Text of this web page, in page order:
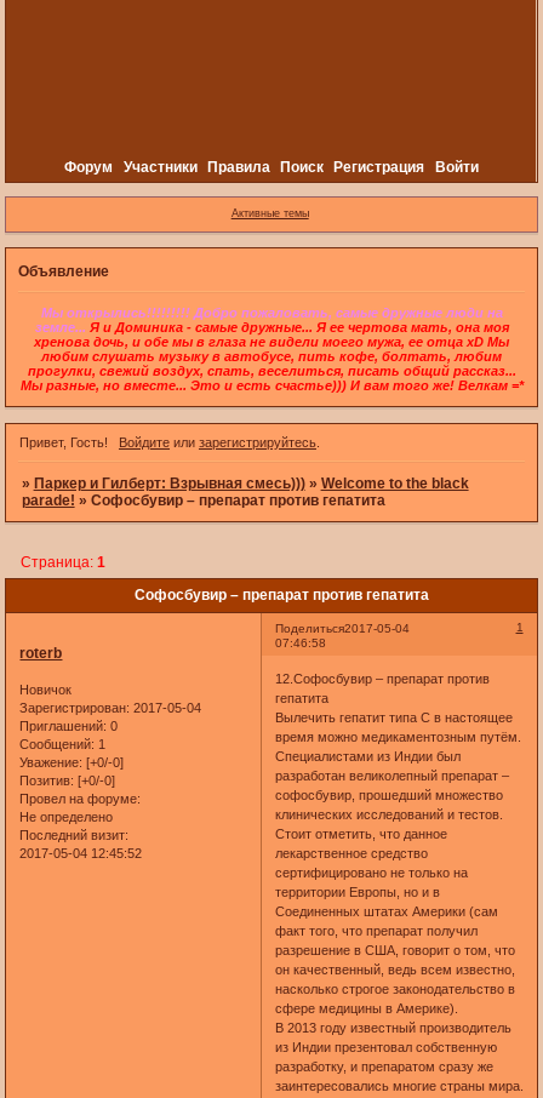
Форум Участники Правила Поиск Регистрация Войти
Активные темы
Объявление
Мы открылись!!!!!!!!! Добро пожаловать, самые дружные люди на
земле... Я и Доминика - самые дружные... Я ее чертова мать, она моя
хренова дочь, и обе мы в глаза не видели моего мужа, ее отца xD Мы
любим слушать музыку в автобусе, пить кофе, болтать, любим
прогулки, свежий воздух, спать, веселиться, писать общий рассказ...
Мы разные, но вместе... Это и есть счастье))) И вам того же! Велкам =*
Привет, Гость! Войдитеили зарегистрируйтесь.
» Паркер и Гилберт: Взрывная смесь))) » Welcome to the black
parade! » Софосбувир – препарат против гепатита
Софосбувир – препарат против гепатита
Страница: 1
Поделиться 1
2017-05-04
07:46:58
roterb
Новичок
Зарегистрирован: 2017-05-04
Приглашений: 0
Сообщений: 1
Уважение: [+0/-0]
Позитив: [+0/-0]
Провел на форуме:
Не определено
Последний визит:
2017-05-04 12:45:52
12.Софосбувир – препарат против
гепатита
Вылечить гепатит типа С в настоящее
время можно медикаментозным путём.
Специалистами из Индии был
разработан великолепный препарат –
софосбувир, прошедший множество
клинических исследований и тестов.
Стоит отметить, что данное
лекарственное средство
сертифицировано не только на
территории Европы, но и в
Соединенных штатах Америки (сам
факт того, что препарат получил
разрешение в США, говорит о том, что
он качественный, ведь всем известно,
насколько строгое законодательство в
сфере медицины в Америке).
В 2013 году известный производитель
из Индии презентовал собственную
разработку, и препаратом сразу же
заинтересовались многие страны мира.